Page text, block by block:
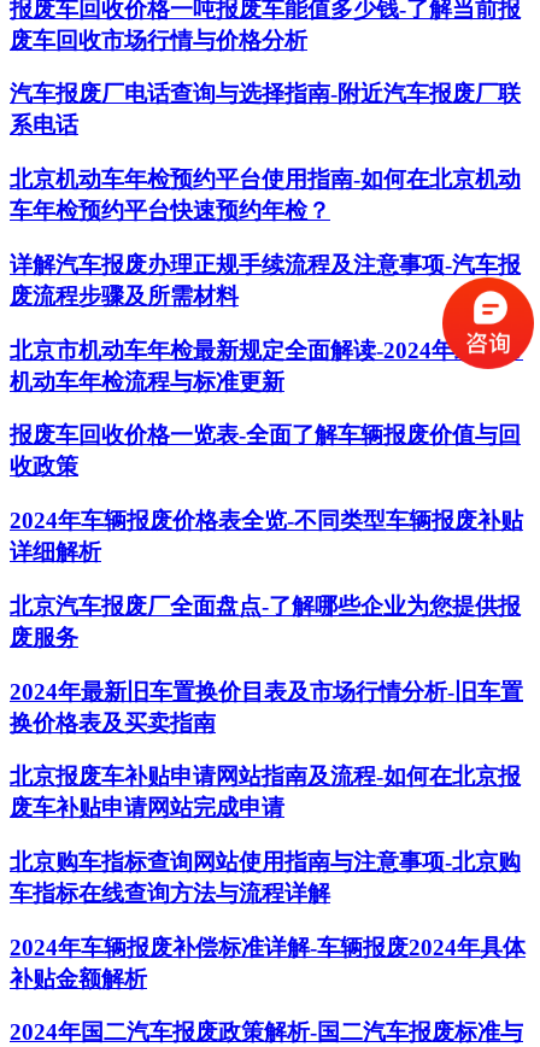
报废车回收价格一吨报废车能值多少钱-了解当前报
废车回收市场行情与价格分析
汽车报废厂电话查询与选择指南-附近汽车报废厂联
系电话
北京机动车年检预约平台使用指南-如何在北京机动
车年检预约平台快速预约年检？
详解汽车报废办理正规手续流程及注意事项-汽车报
废流程步骤及所需材料
北京市机动车年检最新规定全面解读-2024年北京市
机动车年检流程与标准更新
报废车回收价格一览表-全面了解车辆报废价值与回
收政策
2024年车辆报废价格表全览-不同类型车辆报废补贴
详细解析
北京汽车报废厂全面盘点-了解哪些企业为您提供报
废服务
2024年最新旧车置换价目表及市场行情分析-旧车置
换价格表及买卖指南
北京报废车补贴申请网站指南及流程-如何在北京报
废车补贴申请网站完成申请
北京购车指标查询网站使用指南与注意事项-北京购
车指标在线查询方法与流程详解
2024年车辆报废补偿标准详解-车辆报废2024年具体
补贴金额解析
2024年国二汽车报废政策解析-国二汽车报废标准与